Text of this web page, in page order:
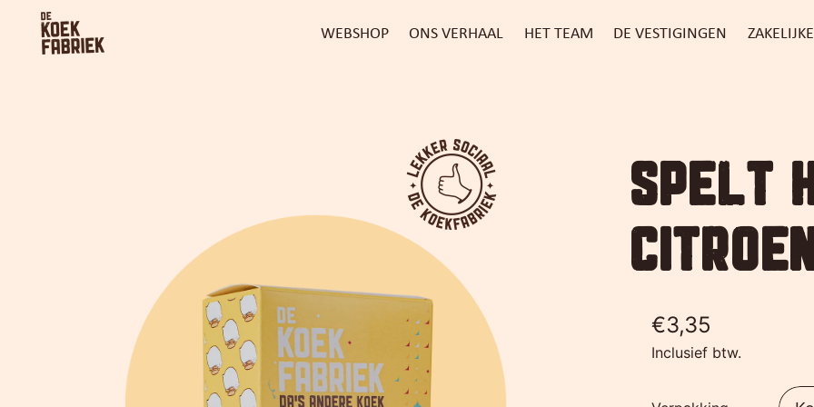
WEBSHOP ONS VERHAAL HET TEAM DE VESTIGINGEN
SPELT
Reguliere prijs
€3,35
Inclusief btw.